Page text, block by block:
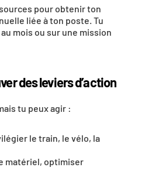
liée à ton poste. Tu
mois ou sur une mission
des leviers d’action
tu peux agir :
le train, le vélo, la
matériel, optimiser